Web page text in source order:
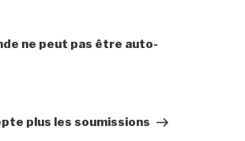
ne peut pas être auto-
plus les soumissions